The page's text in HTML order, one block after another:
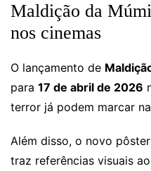
Maldição da
nos cinemas
O lançamento de
para 17 de abril de 2026
terror já podem marcar
Além disso, o novo
traz referências visuais